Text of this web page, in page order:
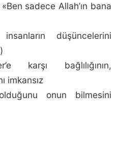
sadece Allah’ın bana
düşüncelerini
karşı bağlılığının,
imkansız
onun bilmesini